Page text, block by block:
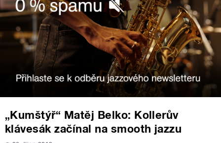
„Kumštýř“ Matěj Belko: Kollerův
klávesák začínal na smooth jazzu